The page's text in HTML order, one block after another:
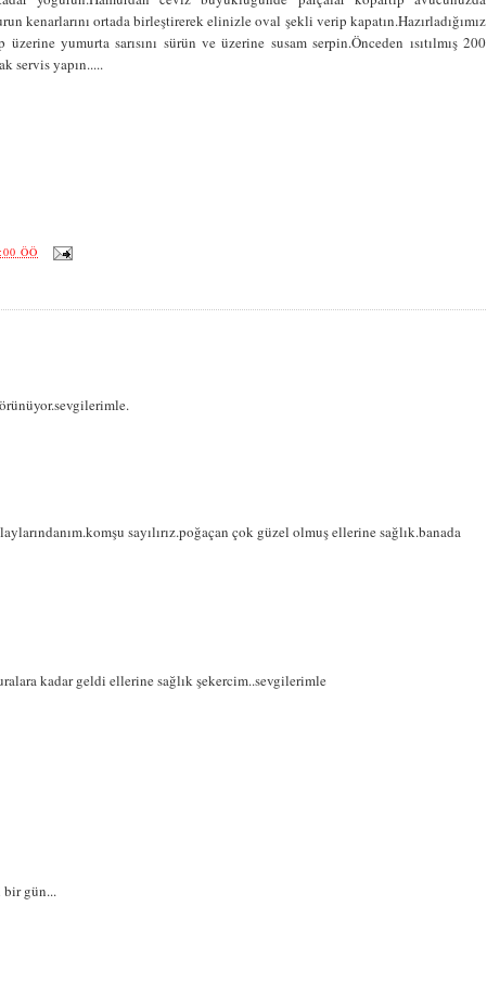
kenarlarını ortada birleştirerek elinizle oval şekli verip kapatın.Hazırladığımız
yumurta sarısını sürün ve üzerine susam serpin.Önceden ısıtılmış 200
servis yapın.....
ÖÖ
sayılırız.poğaçan çok güzel olmuş ellerine sağlık.banada
kadar geldi ellerine sağlık şekercim..sevgilerimle
bir gün...